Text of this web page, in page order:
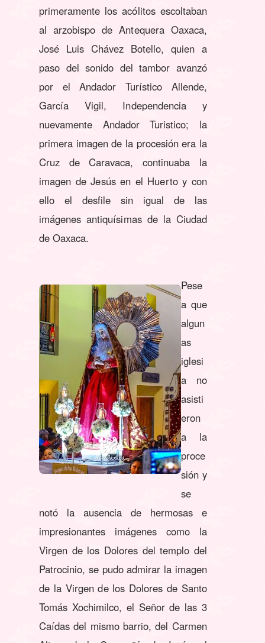
primeramente los acólitos escoltaban
al arzobispo de Antequera Oaxaca,
José Luis Chávez Botello, quien a
paso del sonido del tambor avanzó
por el Andador Turístico Allende,
García Vigil, Independencia y
nuevamente Andador Turistico; la
primera imagen de la procesión era la
Cruz de Caravaca, continuaba la
imagen de Jesús en el Huerto y con
ello el desfile sin igual de las
imágenes antiquísimas de la Ciudad
de Oaxaca.
Pese
a que
algun
as
iglesi
a no
asisti
eron
a la
proce
sión y
se
notó la ausencia de hermosas e
impresionantes imágenes como la
Virgen de los Dolores del templo del
Patrocinio, se pudo admirar la imagen
de la Virgen de los Dolores de Santo
Tomás Xochimilco, el Señor de las 3
Caídas del mismo barrio, del Carmen